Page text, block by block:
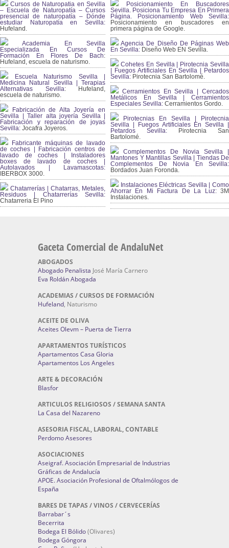
Cursos de Naturopatia en Sevilla
– Escuela de Naturopatía – Cursos
presencial de naturopatía – Dónde
estudiar Naturopatía en Sevilla:
Hufeland.
Academia En Sevilla
Especializada En Cursos De
Formación En Flores De Bach:
Hufeland, escuela de naturismo.
Escuela Naturismo Sevilla |
Medicina Natural Sevilla | Terapias
Alternativas Sevilla: Hufeland,
escuela de naturismo.
Fabricación de Alta Joyería en
Sevilla | Taller alta joyería Sevilla |
Fabricación y reparación de joyas
Sevilla: Jocafra Joyeros.
Fabricante máquinas de lavado
de coches | Fabricación centros de
lavado de coches | Instaladores
boxes de lavado de coches |
Autolavados | Lavamascotas:
IBERBOX 3000.
Chatarrerías | Chatarras, Metales,
Residuos | Chatarrerías Sevilla:
Chatarreria El Pino
Posicionamiento En Buscadores
Sevilla. Posiciona Tu Empresa En Primera
Página. Posicionamiento Web Sevilla:
Posicionamiento en buscadores en
primera página de Google.
Agencia De Diseño De Páginas Web
En Sevilla: Diseño Web EN Sevilla.
Cohetes En Sevilla | Pirotecnia Sevilla
| Fuegos Artificiales En Sevilla | Petardos
Sevilla: Pirotecnia San Bartolomé.
Cerramientos En Sevilla | Cercados
Metálicos En Sevilla | Cerramientos
Especiales Sevilla: Cerramientos Gordo.
Pirotecnias En Sevilla | Pirotecnia
Sevilla | Fuegos Artificiales En Sevilla |
Petardos Sevilla: Pirotecnia San
Bartolomé.
Complementos De Novia Sevilla |
Mantones Y Mantillas Sevilla | Tiendas De
Complementos De Novia En Sevilla:
Bordados Juan Foronda.
Instalaciones Eléctricas Sevilla | Como
Ahorrar En Mi Factura De La Luz:3M
Instalaciones.
Gaceta Comercial de AndaluNet
ABOGADOS
Abogado Penalista José María Carnero
Eva Roldán Abogada
ACADEMIAS / CURSOS DE FORMACIÓN
Hufeland, Naturismo
ACEITE DE OLIVA
Aceites Olevm – Puerta de Tierra
APARTAMENTOS TURÍSTICOS
Apartamentos Casa Gloria
Apartamentos Los Angeles
ARTE & DECORACIÓN
Blasfor
ARTICULOS RELIGIOSOS / SEMANA SANTA
La Casa del Nazareno
ASESORIA FISCAL, LABORAL, CONTABLE
Perdomo Asesores
ASOCIACIONES
Aseigraf. Asociación Empresarial de Industrias
Gráficas de Andalucía
APOE. Asociación Profesional de Oftalmólogos de
España
BARES DE TAPAS / VINOS / CERVECERÍAS
Barrabar´s
Becerrita
Bodega El Bólido(Olivares)
Bodega Góngora